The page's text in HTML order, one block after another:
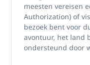
meesten vereisen
Authorization) of
bezoek bent voor
avontuur, het land
ondersteund door